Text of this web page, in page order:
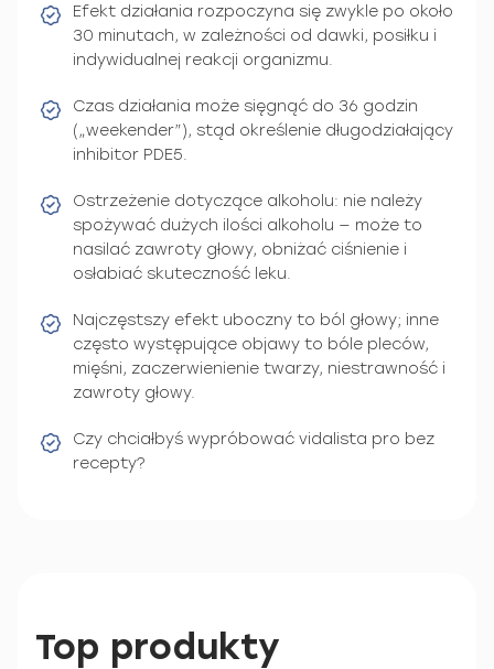
Efekt działania rozpoczyna się zwykle po około
30 minutach, w zależności od dawki, posiłku i
indywidualnej reakcji organizmu.
Czas działania może sięgnąć do 36 godzin
(„weekender”), stąd określenie długodziałający
inhibitor PDE5.
Ostrzeżenie dotyczące alkoholu: nie należy
spożywać dużych ilości alkoholu — może to
nasilać zawroty głowy, obniżać ciśnienie i
osłabiać skuteczność leku.
Najczęstszy efekt uboczny to ból głowy; inne
często występujące objawy to bóle pleców,
mięśni, zaczerwienienie twarzy, niestrawność i
zawroty głowy.
Czy chciałbyś wypróbować vidalista pro bez
recepty?
Top produkty